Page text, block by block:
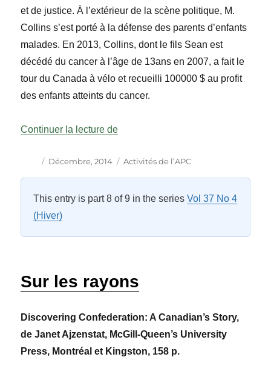
et de justice. À l’extérieur de la scène politique, M.
Collins s’est porté à la défense des parents d’enfants
malades. En 2013, Collins, dont le fils Sean est
décédé du cancer à l’âge de 13ans en 2007, a fait le
tour du Canada à vélo et recueilli 100000 $ au profit
des enfants atteints du cancer.
Continuer la lecture de« Activités de l’APC : La scène
Auteur
Publié
Décembre, 2014 Catégories
Activités de l’APC
This entry is part 8 of 9 in the seriesVol 37 No 4
(Hiver)
Sur les rayons
Discovering Confederation: A Canadian’s Story,
de Janet Ajzenstat, McGill-Queen’s University
Press, Montréal et Kingston, 158 p.